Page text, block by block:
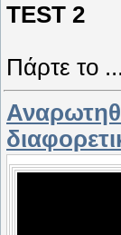
TEST 2
Πάρτε το ...